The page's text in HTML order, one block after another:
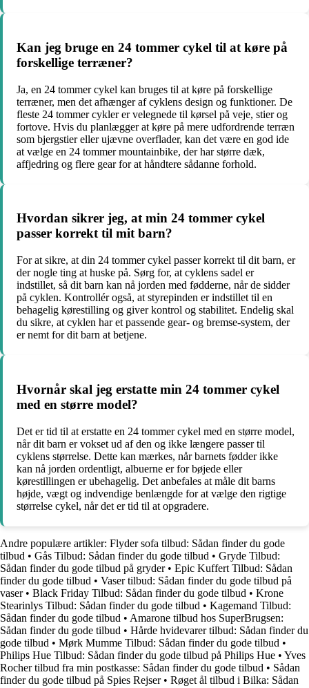
Kan jeg bruge en 24 tommer cykel til at køre på
forskellige terræner?
Ja, en 24 tommer cykel kan bruges til at køre på forskellige
terræner, men det afhænger af cyklens design og funktioner. De
fleste 24 tommer cykler er velegnede til kørsel på veje, stier og
fortove. Hvis du planlægger at køre på mere udfordrende terræn
som bjergstier eller ujævne overflader, kan det være en god ide
at vælge en 24 tommer mountainbike, der har større dæk,
affjedring og flere gear for at håndtere sådanne forhold.
Hvordan sikrer jeg, at min 24 tommer cykel
passer korrekt til mit barn?
For at sikre, at din 24 tommer cykel passer korrekt til dit barn, er
der nogle ting at huske på. Sørg for, at cyklens sadel er
indstillet, så dit barn kan nå jorden med fødderne, når de sidder
på cyklen. Kontrollér også, at styrepinden er indstillet til en
behagelig kørestilling og giver kontrol og stabilitet. Endelig skal
du sikre, at cyklen har et passende gear- og bremse-system, der
er nemt for dit barn at betjene.
Hvornår skal jeg erstatte min 24 tommer cykel
med en større model?
Det er tid til at erstatte en 24 tommer cykel med en større model,
når dit barn er vokset ud af den og ikke længere passer til
cyklens størrelse. Dette kan mærkes, når barnets fødder ikke
kan nå jorden ordentligt, albuerne er for bøjede eller
kørestillingen er ubehagelig. Det anbefales at måle dit barns
højde, vægt og indvendige benlængde for at vælge den rigtige
størrelse cykel, når det er tid til at opgradere.
Andre populære artikler: Flyder sofa tilbud: Sådan finder du gode
tilbud • Gås Tilbud: Sådan finder du gode tilbud • Gryde Tilbud:
Sådan finder du gode tilbud på gryder• Epic Kuffert Tilbud: Sådan
finder du gode tilbud • Vaser tilbud: Sådan finder du gode tilbud på
vaser• Black Friday Tilbud: Sådan finder du gode tilbud • Krone
Stearinlys Tilbud: Sådan finder du gode tilbud • Kagemand Tilbud:
Sådan finder du gode tilbud • Amarone tilbud hos SuperBrugsen:
Sådan finder du gode tilbud • Hårde hvidevarer tilbud: Sådan finder du
gode tilbud • Mørk Mumme Tilbud: Sådan finder du gode tilbud •
Philips Hue Tilbud: Sådan finder du gode tilbud på Philips Hue • Yves
Rocher tilbud fra min postkasse: Sådan finder du gode tilbud • Sådan
finder du gode tilbud på Spies Rejser• Røget ål tilbud i Bilka: Sådan